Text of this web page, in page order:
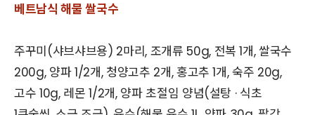
베트남식 해물 쌀국수
주꾸미(샤브샤브용) 2마리, 조개류 50g, 전복 1개, 쌀국수
200g, 양파 1/2개, 청양고추 2개, 홍고추 1개, 숙주 20g,
고수 10g, 레몬 1/2개, 양파 초절임 양념(설탕 · 식초